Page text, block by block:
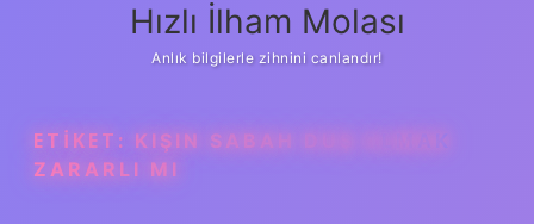
Yasal Uyarı
Hızlı İlham Molası
Anlık bilgilerle zihnini canlandır!
ETIKET: KIŞIN SABAH DUŞ ALMAK
ZARARLI MI